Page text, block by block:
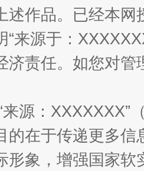
述作品。已经本
“来源于：
济责任。如您对
来源：
的在于传递更多
形象，增强国家